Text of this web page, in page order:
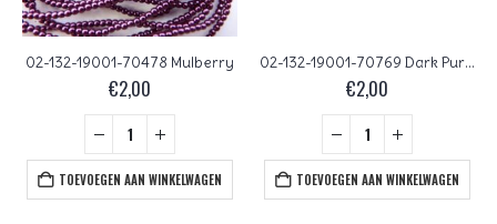
02-132-19001-70478 Mulberry
€2,00
TOEVOEGEN AAN WINKELWAGEN
02-132-19001-70769 Dark Purple
€2,00
TOEVOEGEN AAN WINKELWAGEN